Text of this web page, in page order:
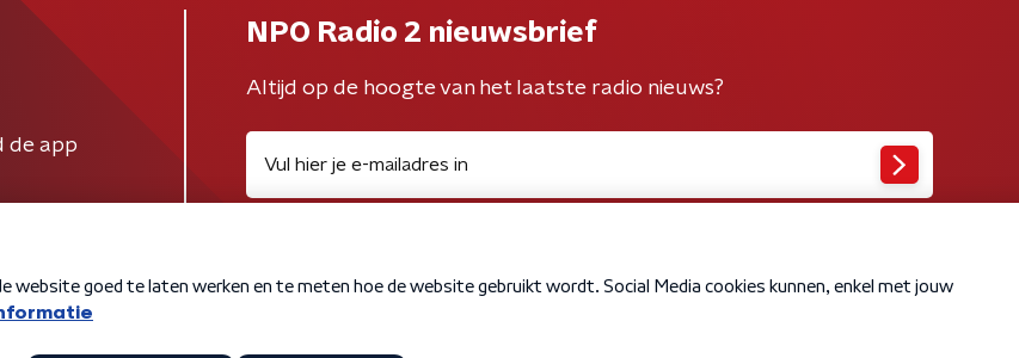
de app
NPO Radio 2 nieuwsbrief
Altijd op de hoogte van het laatste radio nieuws?